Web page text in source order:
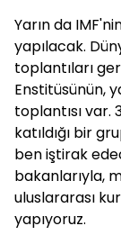
Yarın da
yapılacak.
toplantıları
Enstitüsünün,
toplantısı
katıldığı bir
ben iştirak
bakanlarıyla,
uluslararası
yapıyoruz.